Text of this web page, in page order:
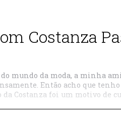
Costanza
mundo da moda, a minha
Então acho que tenho
Costanza foi um motivo de